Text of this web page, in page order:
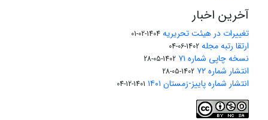
آخرین اخبار
تغییرات در هیئت تحریریه 1404-02-01
ارتقا رتبه مجله 1402-06-04
نسخه چاپی شماره ۷۱ 1402-05-28
انتشار شماره ۷۲ 1402-05-28
انتشار شماره پاییز-زمستان ۱۴۰۱ 1401-12-04